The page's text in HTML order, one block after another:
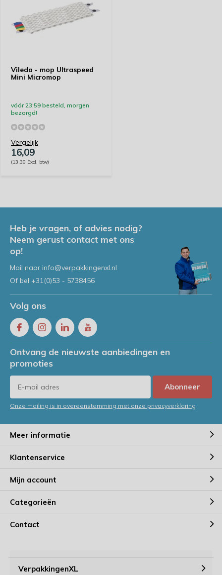
Vileda - mop Ultraspeed
Mini Micromop
vóór 23:59 besteld, morgen
bezorgd!
Vergelijk
16,09
(13,30 Excl. btw)
Heb je vragen, of advies nodig?
Neem gerust contact met ons
op!
Mail naar info@verpakkingenxl.nl
Of bel +31(0)53 - 5738456
Volg ons
Ontvang de nieuwste aanbiedingen en
promoties
Abonneer
Onze mailing is in overeenstemming met onze privacyverklaring
Meer informatie
Klantenservice
Mijn account
Categorieën
Contact
VerpakkingenXL